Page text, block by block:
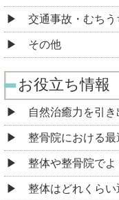
交通事故・むちう
その他
お役立ち情報
自然治癒力を引
整骨院における
整体や整骨院でよ
整体はどれくらい